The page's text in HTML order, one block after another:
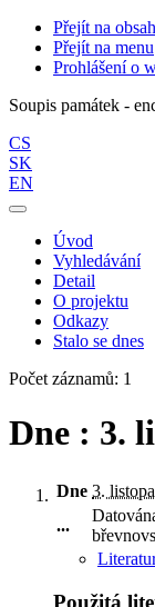
Přejít na obsah
Přejít na menu
Prohlášení o
Soupis památek -
CS
SK
EN
Úvod
Vyhledávání
Detail
O projektu
Odkazy
Stalo se dnes
Počet záznamů: 1
Dne : 3.
Dne 3.
...
Použitá